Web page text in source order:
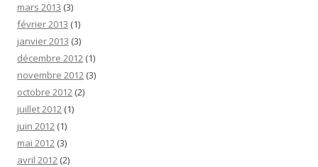
mars 2013 (3)
février 2013 (1)
janvier 2013 (3)
décembre 2012 (1)
novembre 2012 (3)
octobre 2012 (2)
juillet 2012 (1)
juin 2012 (1)
mai 2012 (3)
avril 2012 (2)